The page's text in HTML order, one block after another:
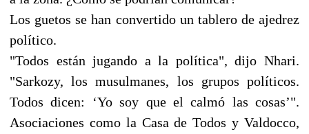
Los guetos se han convertido un tablero de ajedrez
político.
"Todos están jugando a la política", dijo Nhari.
"Sarkozy, los musulmanes, los grupos políticos.
Todos dicen: ‘Yo soy que el calmó las cosas’".
Asociaciones como la Casa de Todos y Valdocco,